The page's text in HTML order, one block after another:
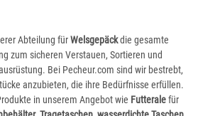
Abteilung fürWelsgepäckdie gesamte
zum sicheren Verstauen, Sortieren und
Bei Pecheur.com sind wir bestrebt,
anzubieten, die ihre Bedürfnisse erfüllen.
in unserem Angebot wie Futteralefür